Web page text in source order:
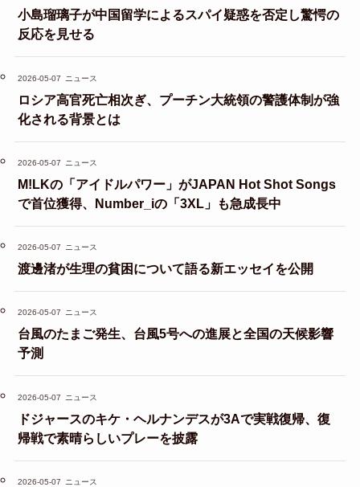
小島瑠璃子が中国留学によるスパイ疑惑を否定し驚愕の
反応を見せる
2026-05-07 ニュース
ロシア高官死亡相次ぎ、プーチン大統領の警護体制が強
化される背景とは
2026-05-07 ニュース
M!LKの「アイドルパワー」がJAPAN Hot Shot Songs
で首位獲得、Number_iの「3XL」も急成長中
2026-05-07 ニュース
渡邊渚が生理の貧困について語る新エッセイを公開
2026-05-07 ニュース
台風のたまご発生、台風5号への進展と全国の天候影響
予測
2026-05-07 ニュース
ドジャースのキケ・ヘルナンデスが3Aで実戦復帰、復
帰戦で素晴らしいプレーを披露
2026-05-07 ニュース